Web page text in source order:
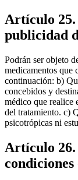
Artículo 25.
publicidad
Podrán ser objeto
medicamentos que
continuación: b)
concebidos y
médico que realice
del tratamiento. c)
psicotrópicas ni
Artículo 26.
condiciones